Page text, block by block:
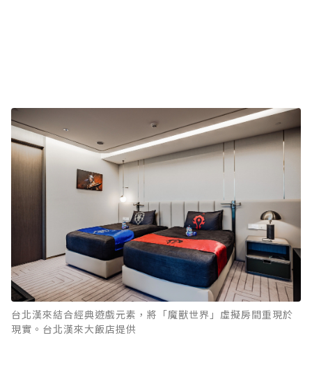
台北漢來結合經典遊戲元素，將「魔獸世界」虛擬房間重現於
現實。台北漢來大飯店提供